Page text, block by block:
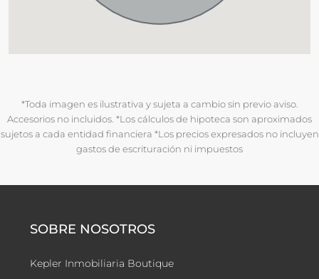
*Toda imagen es ilustrativa y sujeta a cambio sin previo aviso.
Accesorios no incluidos. *Los cálculos de hipoteca son aproximados
sujetos a cada entidad financiera *Los precios expresados no incluyen
gastos de escrituración ni impuestos
SOBRE NOSOTROS
Kepler Inmobiliaria Boutique